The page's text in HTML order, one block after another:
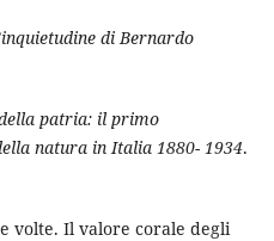
di Bernardo
patria: il primo
natura in Italia 1880- 1934.
volte. Il valore corale degli